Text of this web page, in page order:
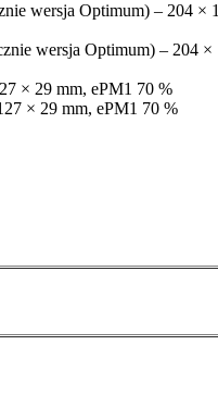
wersja Optimum) – 204 ×
wersja Optimum) – 204 ×
× 29 mm, ePM1 70 %
× 29 mm, ePM1 70 %